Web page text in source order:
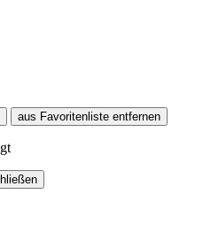
aus Favoritenliste entfernen